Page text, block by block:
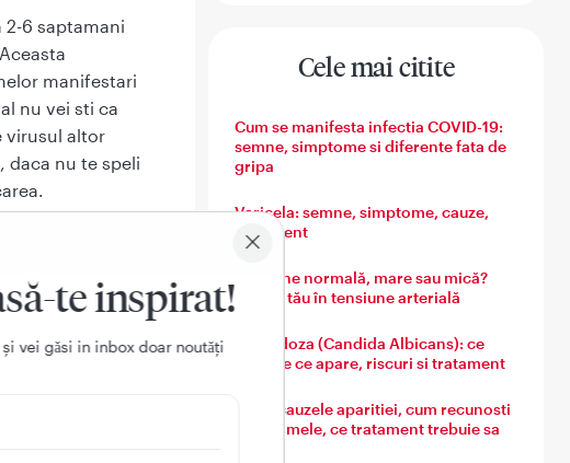
6 saptamani
manifestari
nu vei sti ca
virusul altor
daca nu te speli
si
te inspirat!
vei gǎsi in inbox doar noutǎți
Cele mai citite
Cum se manifesta infectia COVID-19:
semne, simptome si diferente fata de
gripa
Varicela: semne, simptome, cauze,
tratament
Tensiune normală, mare sau mică?
Ghidul tău în tensiune arterială
Candidoza (Candida Albicans): ce
este, de ce apare, riscuri si tratament
Guta: cauzele aparitiei, cum recunosti
simptomele, ce tratament trebuie sa